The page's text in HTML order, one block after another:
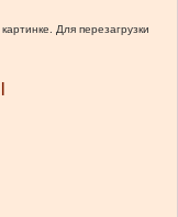
Для перезагрузки